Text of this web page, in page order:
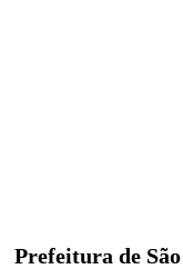
Prefeitura de